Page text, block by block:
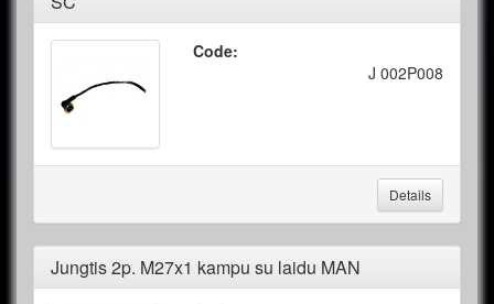
Code:
J 002P008
Details
Jungtis 2p. M27x1 kampu su laidu MAN